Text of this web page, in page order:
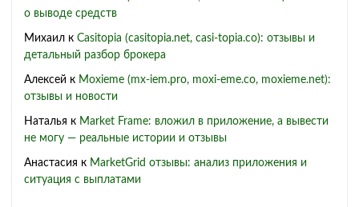
о выводе средств
Михаил к Casitopia (casitopia.net, casi-topia.co): отзывы и
детальный разбор брокера
Алексей к Moxieme (mx-iem.pro, moxi-eme.co, moxieme.net):
отзывы и новости
Наталья к Market Frame: вложил в приложение, а вывести
не могу — реальные истории и отзывы
Анастасия к MarketGrid отзывы: анализ приложения и
ситуация с выплатами